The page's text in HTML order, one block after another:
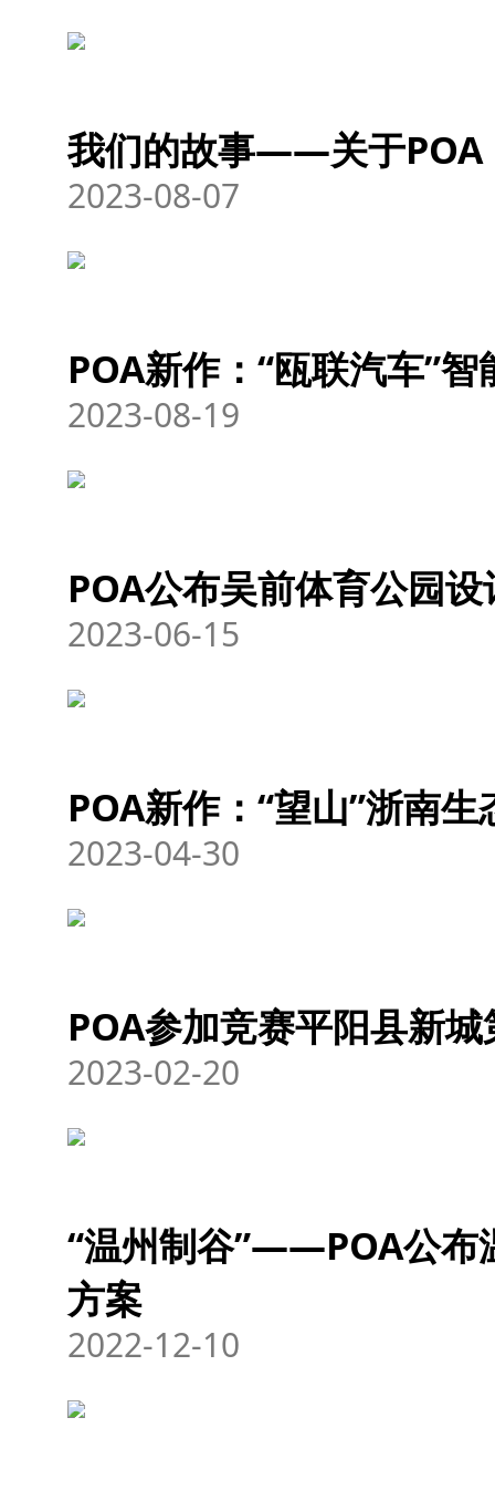
我们的故事——关于POA
2023-08-07
POA新作：“瓯联汽车”
2023-08-19
POA公布吴前体育公园
2023-06-15
POA新作：“望山”浙南
2023-04-30
POA参加竞赛平阳县新
2023-02-20
“温州制谷”——POA公布
方案
2022-12-10